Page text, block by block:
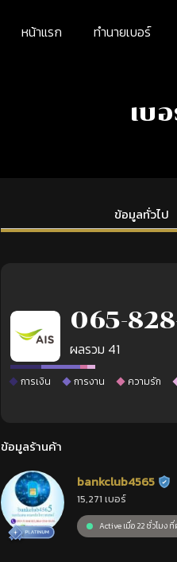
หน้าแรก ทำนายเบอร์
เบ
ข้อมูลทั่วไป
065-
ผลรวม 41
การเงิน การงาน ความรัก
ข้อมูลร้านค้า
bankclub4565 ร้า
15,271 เบอร์
Active เมื่อ 22 ชั่วโมง